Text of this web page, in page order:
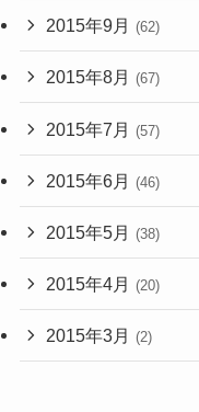
2015年9月 (62)
2015年8月 (67)
2015年7月 (57)
2015年6月 (46)
2015年5月 (38)
2015年4月 (20)
2015年3月 (2)